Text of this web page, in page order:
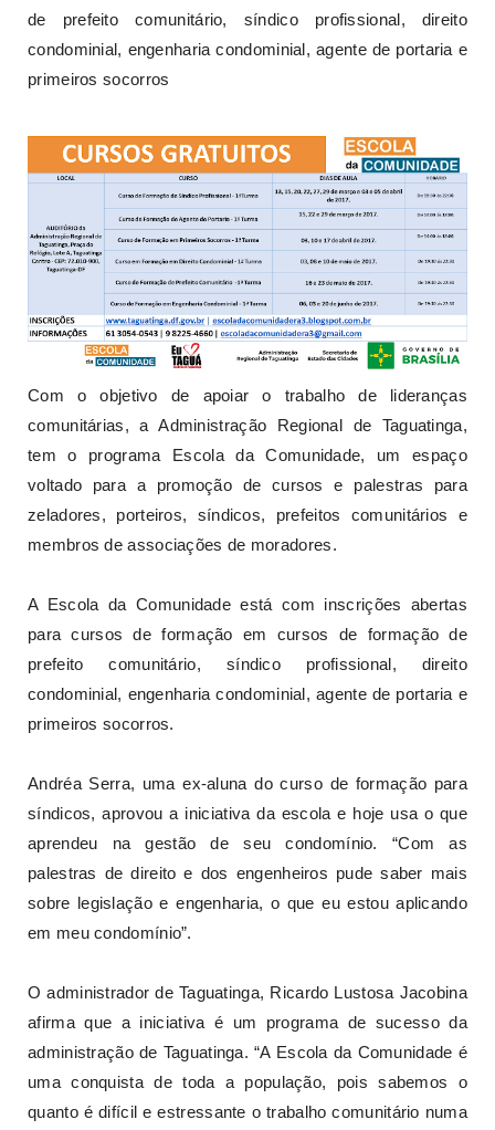
de prefeito comunitário, síndico profissional, direito
condominial, engenharia condominial, agente de portaria e
primeiros socorros
Com o objetivo de apoiar o trabalho de lideranças
comunitárias, a Administração Regional de Taguatinga,
tem o programa Escola da Comunidade, um espaço
voltado para a promoção de cursos e palestras para
zeladores, porteiros, síndicos, prefeitos comunitários e
membros de associações de moradores.
A Escola da Comunidade está com inscrições abertas
para cursos de formação em cursos de formação de
prefeito comunitário, síndico profissional, direito
condominial, engenharia condominial, agente de portaria e
primeiros socorros.
Andréa Serra, uma ex-aluna do curso de formação para
síndicos, aprovou a iniciativa da escola e hoje usa o que
aprendeu na gestão de seu condomínio. “Com as
palestras de direito e dos engenheiros pude saber mais
sobre legislação e engenharia, o que eu estou aplicando
em meu condomínio”.
O administrador de Taguatinga, Ricardo Lustosa Jacobina
afirma que a iniciativa é um programa de sucesso da
administração de Taguatinga. “A Escola da Comunidade é
uma conquista de toda a população, pois sabemos o
quanto é difícil e estressante o trabalho comunitário numa